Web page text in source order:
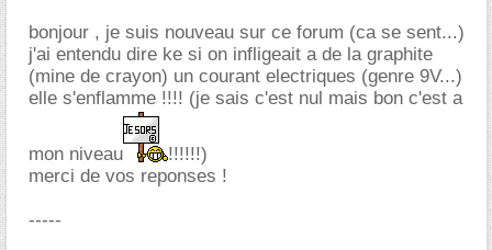
bonjour , je suis nouveau sur ce forum (ca se sent...)
j'ai entendu dire ke si on infligeait a de la graphite
(mine de crayon) un courant electriques (genre 9V...)
elle s'enflamme !!!! (je sais c'est nul mais bon c'est a
mon niveau
!!!!!!)
merci de vos reponses !
-----